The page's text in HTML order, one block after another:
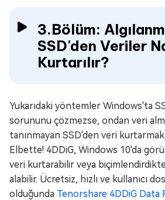
3.Bölüm:
SSD'den Veriler
Kurtarılır?
Yukarıdaki yöntemler Windows'ta
sorununu çözmezse, ondan veri
tanınmayan SSD'den veri
Elbette! 4DDiG, Windows 10'da
veri kurtarabilir veya
alabilir. Ücretsiz, hızlı ve kullanıcı
olduğunda Tenorshare 4DDiG Data